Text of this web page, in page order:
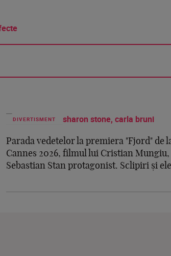
DIVERTISMENT
Parada vedetelor la premiera "Fjord" de
Cannes 2026, filmul lui Cristian Mungiu,
Sebastian Stan protagonist. Sclipiri și